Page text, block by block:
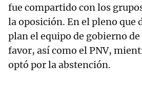
fue compartido con los
la oposición. En el pleno que
plan el equipo de gobierno
favor, así como el PNV,
optó por la abstención.